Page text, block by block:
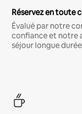
Réservez en toute
Évalué par notre
confiance et notre
séjour longue